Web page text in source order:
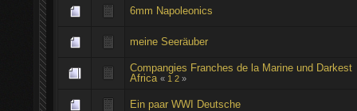
6mm Napoleonics
meine Seeräuber
Compangies Franches de la Marine und Darkest
Africa « 1 2 »
Ein paar WWI Deutsche